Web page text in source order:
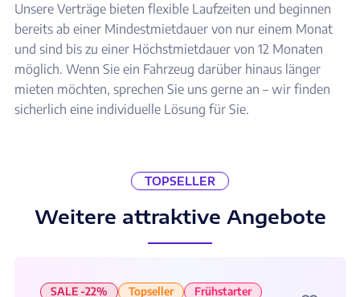
Unsere Verträge bieten flexible Laufzeiten und beginnen
bereits ab einer Mindestmietdauer von nur einem Monat
und sind bis zu einer Höchstmietdauer von 12 Monaten
möglich. Wenn Sie ein Fahrzeug darüber hinaus länger
mieten möchten, sprechen Sie uns gerne an – wir finden
sicherlich eine individuelle Lösung für Sie.
TOPSELLER
Weitere attraktive Angebote
SALE -22% Topseller
Frühstarter